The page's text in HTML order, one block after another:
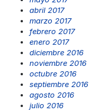
abril 2017
marzo 2017
febrero 2017
enero 2017
diciembre 2016
noviembre 2016
octubre 2016
septiembre 2016
agosto 2016
julio 2016